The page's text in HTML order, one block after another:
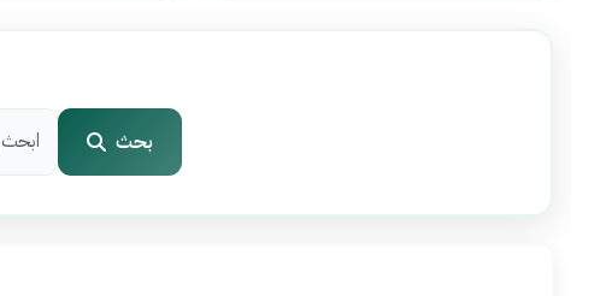
بحث